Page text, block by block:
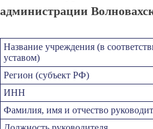
администрации
Название учреждения (в
уставом)
Регион (субъект РФ)
ИНН
Фамилия, имя и отчество